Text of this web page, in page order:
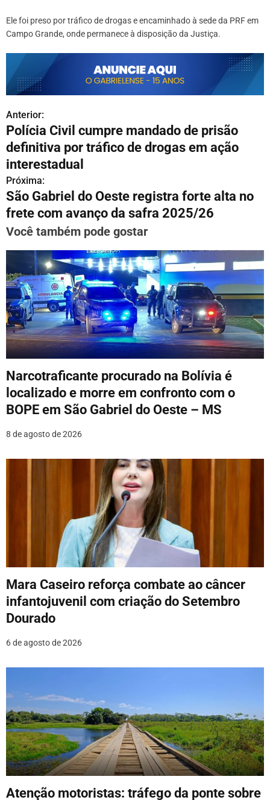
Ele foi preso por tráfico de drogas e encaminhado à sede da PRF em
Campo Grande, onde permanece à disposição da Justiça.
N
a
v
e
g
a
ç
ã
o
d
e
P
o
s
t
Anterior:
Polícia Civil cumpre mandado de prisão
definitiva por tráfico de drogas em ação
interestadual
Próxima:
São Gabriel do Oeste registra forte alta no
frete com avanço da safra 2025/26
Você também pode gostar
Narcotraficante procurado na Bolívia é
localizado e morre em confronto com o
BOPE em São Gabriel do Oeste – MS
8 de agosto de 2026
Mara Caseiro reforça combate ao câncer
infantojuvenil com criação do Setembro
Dourado
6 de agosto de 2026
Atenção motoristas: tráfego da ponte sobre